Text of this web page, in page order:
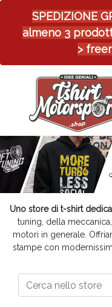
SPEDIZIONE
almeno 3
>
Uno store di t-shirt
tuning, della
motori in generale.
stampe con